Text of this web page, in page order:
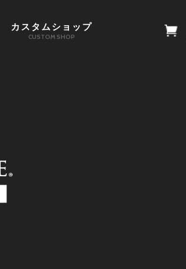
カスタムショップ
CUSTOM SHOP